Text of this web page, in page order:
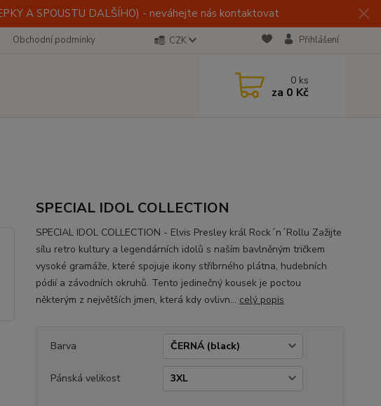
A SPOUSTU DALŠÍHO) - neváhejte nás kontaktovat
Obchodní podmínky CZK Přihlášení
0 ks
za 0 Kč
SPECIAL IDOL COLLECTION
SPECIAL IDOL COLLECTION - Elvis Presley král Rock´n´Rollu Zažijte
sílu retro kultury a legendárních idolů s naším bavlněným tričkem
vysoké gramáže, které spojuje ikony stříbrného plátna, hudebních
pódií a závodních okruhů. Tento jedinečný kousek je poctou
některým z největších jmen, která kdy ovlivn... celý popis
Barva
Pánská velikost